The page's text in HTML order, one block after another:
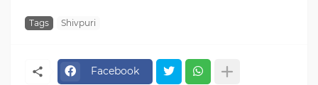
Tags Shivpuri
Facebook